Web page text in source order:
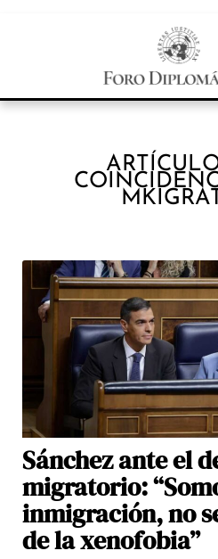
Sánchez ante el
migratorio:
inmigración, no
de la xenofobia”